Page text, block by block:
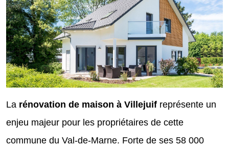
La rénovation de maison à Villejuif représente un
enjeu majeur pour les propriétaires de cette
commune du Val-de-Marne. Forte de ses 58 000